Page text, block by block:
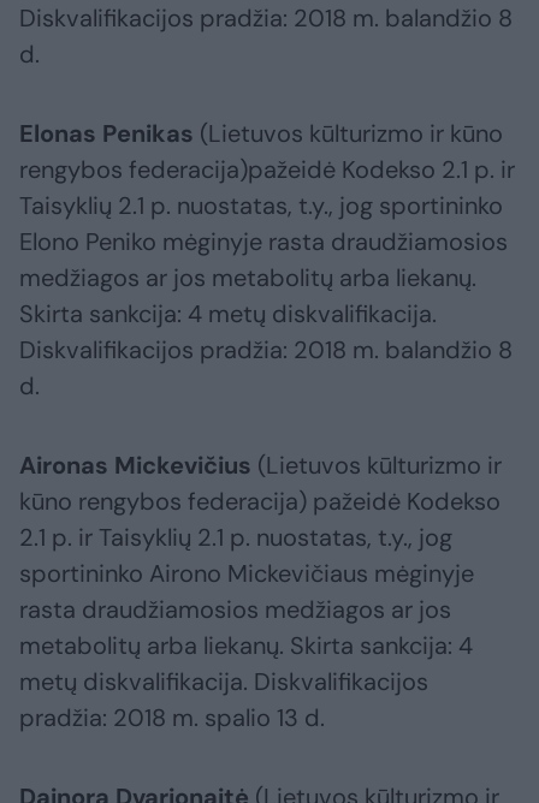
Diskvalifikacijos pradžia: 2018 m. balandžio 8
d.
Elonas Penikas (Lietuvos kūlturizmo ir kūno
rengybos federacija)pažeidė Kodekso 2.1 p. ir
Taisyklių 2.1 p. nuostatas, t.y., jog sportininko
Elono Peniko mėginyje rasta draudžiamosios
medžiagos ar jos metabolitų arba liekanų.
Skirta sankcija: 4 metų diskvalifikacija.
Diskvalifikacijos pradžia: 2018 m. balandžio 8
d.
Aironas Mickevičius (Lietuvos kūlturizmo ir
kūno rengybos federacija) pažeidė Kodekso
2.1 p. ir Taisyklių 2.1 p. nuostatas, t.y., jog
sportininko Airono Mickevičiaus mėginyje
rasta draudžiamosios medžiagos ar jos
metabolitų arba liekanų. Skirta sankcija: 4
metų diskvalifikacija. Diskvalifikacijos
pradžia: 2018 m. spalio 13 d.